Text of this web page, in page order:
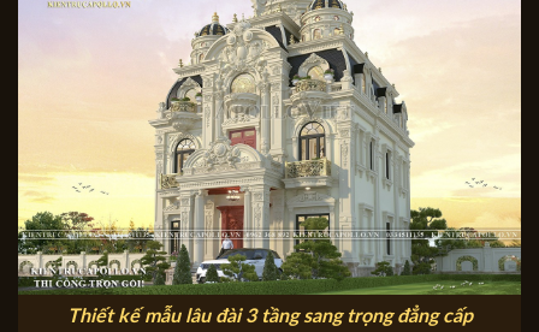
Thiết kế mẫu lâu đài 3 tầng sang trọng đẳng cấp